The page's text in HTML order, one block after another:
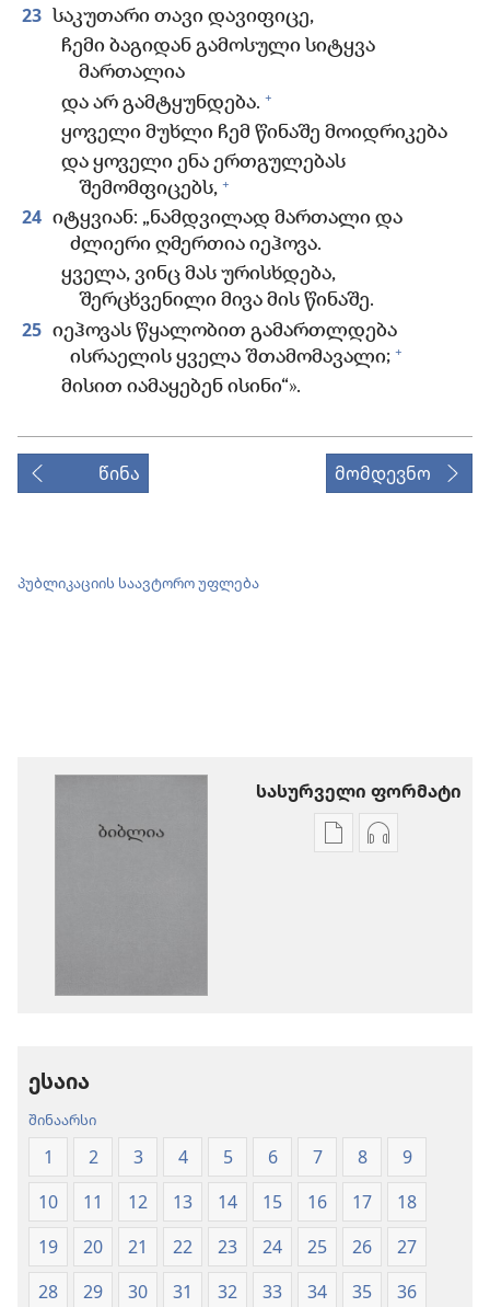
23 საკუთარი თავი დავიფიცე,
ჩემი ბაგიდან გამოსული სიტყვა
მართალია
და არ გამტყუნდება. +
ყოველი მუხლი ჩემ წინაშე მოიდრიკება
და ყოველი ენა ერთგულებას
შემომფიცებს, +
24 იტყვიან: „ნამდვილად მართალი და
ძლიერი ღმერთია იეჰოვა.
ყველა, ვინც მას ურისხდება,
შერცხვენილი მივა მის წინაშე.
25 იეჰოვას წყალობით გამართლდება
ისრაელის ყველა შთამომავალი; +
მისით იამაყებენ ისინი“».
წინა მომდევნო
პუბლიკაციის საავტორო უფლება
სასურველი ფორმატი
პუბლიკაციების
ესაია
შინაარსი
1 2 3 4 5 6 7 8
9
10
11 12 13 14 15 16 17
18
19
20 21 22 23 24 25 26
27
28
29 30 31 32 33 34 35
36